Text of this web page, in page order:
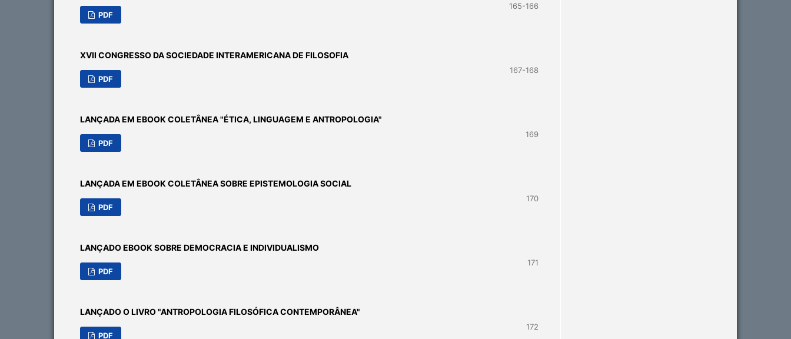
165-166
PDF
XVII CONGRESSO DA SOCIEDADE INTERAMERICANA DE FILOSOFIA
167-168
PDF
LANÇADA EM EBOOK COLETÂNEA "ÉTICA, LINGUAGEM E ANTROPOLOGIA"
169
PDF
LANÇADA EM EBOOK COLETÂNEA SOBRE EPISTEMOLOGIA SOCIAL
170
PDF
LANÇADO EBOOK SOBRE DEMOCRACIA E INDIVIDUALISMO
171
PDF
LANÇADO O LIVRO "ANTROPOLOGIA FILOSÓFICA CONTEMPORÂNEA"
172
PDF